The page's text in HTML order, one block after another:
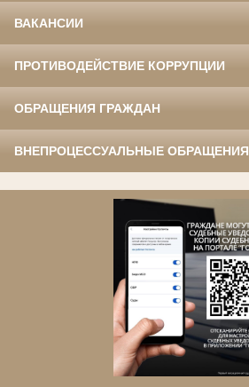
ВАКАНСИИ
ПРОТИВОДЕЙСТВИЕ КОРРУПЦИИ
ОБРАЩЕНИЯ ГРАЖДАН
ВНЕПРОЦЕССУАЛЬНЫЕ ОБРАЩЕНИЯ